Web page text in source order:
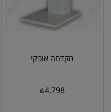
מקדחה אופקי
₪4,798